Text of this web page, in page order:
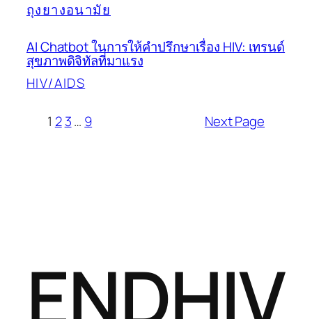
ถุงยางอนามัย
AI Chatbot ในการให้คำปรึกษาเรื่อง HIV: เทรนด์
สุขภาพดิจิทัลที่มาแรง
HIV/AIDS
1 2 3… 9 Next Page
ENDHIV